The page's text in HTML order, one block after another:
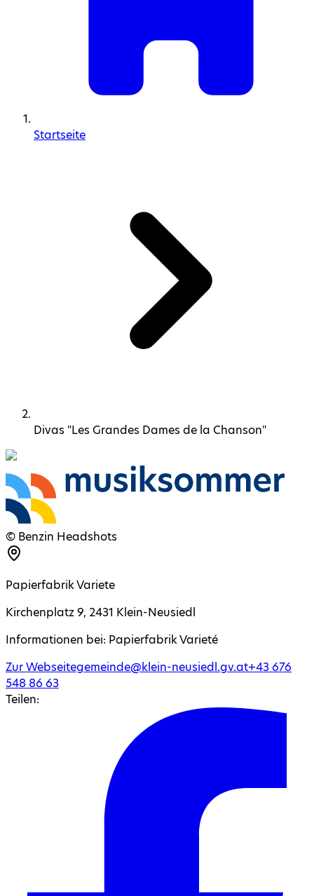
Startseite
Divas "Les Grandes Dames de la Chanson"
© Benzin Headshots
Papierfabrik Variete
Kirchenplatz 9, 2431 Klein-Neusiedl
Informationen bei: Papierfabrik Varieté
Zur Webseitegemeinde@klein-neusiedl.gv.at+43676
548 86 63
Teilen: